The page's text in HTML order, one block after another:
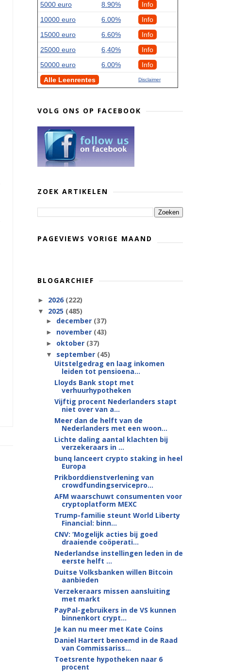
5000 euro
8.90%
Info
10000 euro
6.00%
Info
15000 euro
6.60%
Info
25000 euro
6,40%
Info
50000 euro
6.00%
Info
Alle Leenrentes
Disclaimer
VOLG ONS OP FACEBOOK
ZOEK ARTIKELEN
PAGEVIEWS VORIGE MAAND
BLOGARCHIEF
► 2026 (222)
▼ 2025 (485)
► december (37)
► november (43)
► oktober (37)
▼ september (45)
Uitstelgedrag en laag inkomen
leiden tot pensioena...
Lloyds Bank stopt met
verhuurhypotheken
Vijftig procent Nederlanders stapt
niet over van a...
Meer dan de helft van de
Nederlanders met een woon...
Lichte daling aantal klachten bij
verzekeraars in ...
bunq lanceert crypto staking in heel
Europa
Prikborddienstverlening van
crowdfundingservicepro...
AFM waarschuwt consumenten voor
cryptoplatform MEXC
Trump-familie steunt World Liberty
Financial: binn...
CNV: ‘Mogelijk acties bij goed
draaiende coöperati...
Nederlandse instellingen leden in de
eerste helft ...
Duitse Volksbanken willen Bitcoin
aanbieden
Verzekeraars missen aansluiting
met markt
PayPal-gebruikers in de VS kunnen
binnenkort crypt...
Je kan nu meer met Kate Coins
Daniel Hartert benoemd in de Raad
van Commissariss...
Toetsrente hypotheken naar 6
procent